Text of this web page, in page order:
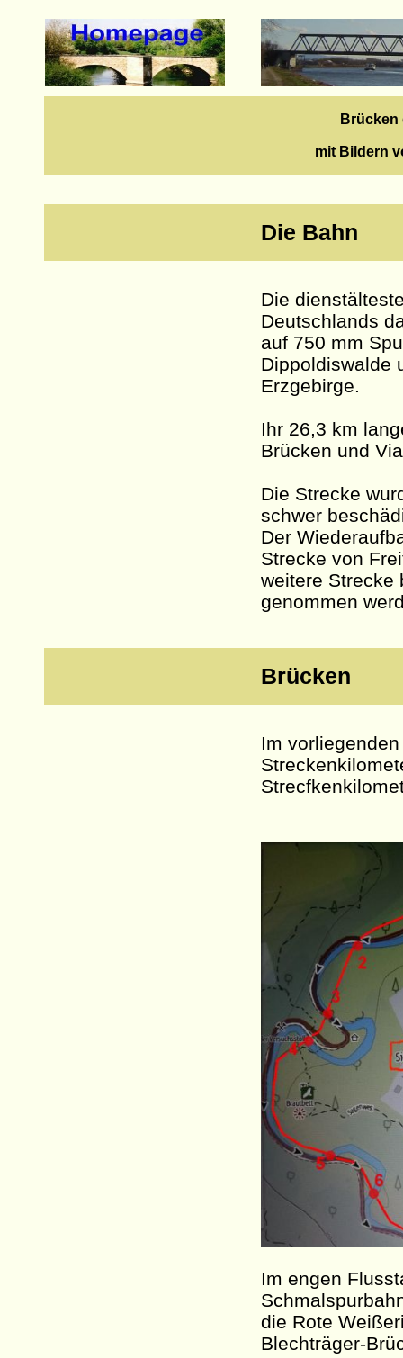
Brücken
mit Bildern
Die Bahn
Die
Deutschlands
auf 750 mm
Dippoldiswalde
Erzgebirge.
Ihr 26,3 km
Brücken und
Die Strecke
schwer
Der
Strecke von
weitere Strecke
genommen
Brücken
Im
Im engen
die Rote
Blechträger-